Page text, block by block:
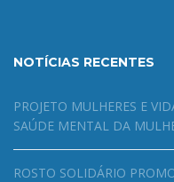
NOTÍCIAS RECENTES
PROJETO MULHERES E
SAÚDE MENTAL DA
ROSTO SOLIDÁRIO